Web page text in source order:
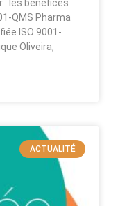
: les bénéfices
QMS Pharma
ISO 9001-
Oliveira,
ACTUALITÉ